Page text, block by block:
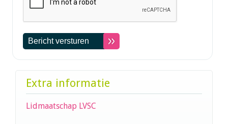
Extra informatie
Lidmaatschap LVSC